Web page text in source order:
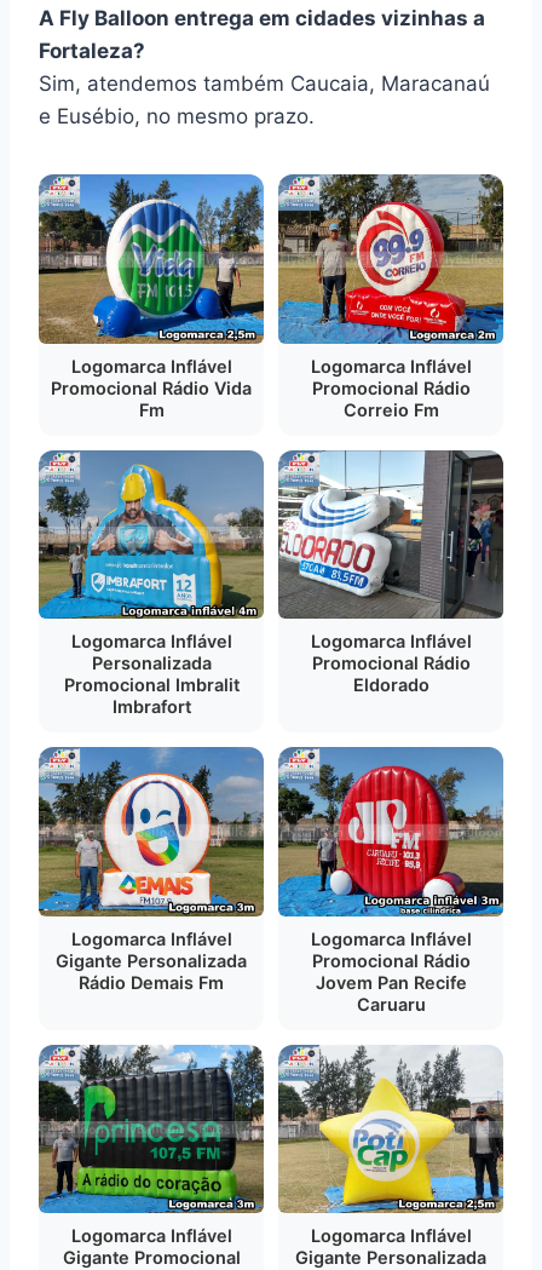
A Fly Balloon entrega em cidades vizinhas a
Fortaleza?
Sim, atendemos também Caucaia, Maracanaú
e Eusébio, no mesmo prazo.
Logomarca Inflável
Promocional Rádio Vida
Fm
Logomarca Inflável
Promocional Rádio
Correio Fm
Logomarca Inflável
Personalizada
Promocional Imbralit
Imbrafort
Logomarca Inflável
Promocional Rádio
Eldorado
Logomarca Inflável
Gigante Personalizada
Rádio Demais Fm
Logomarca Inflável
Promocional Rádio
Jovem Pan Recife
Caruaru
Logomarca Inflável
Gigante Promocional
Logomarca Inflável
Gigante Personalizada